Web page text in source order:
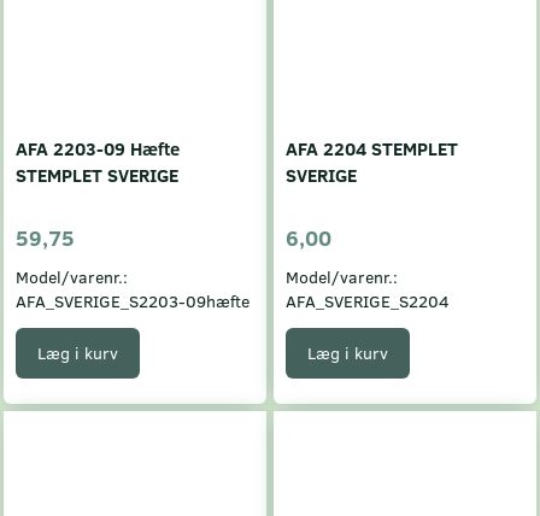
AFA 2203-09 Hæfte
STEMPLET SVERIGE
59,75
Model/varenr.:
AFA_SVERIGE_S2203-09hæfte
Læg i kurv
AFA 2204 STEMPLET
SVERIGE
6,00
Model/varenr.:
AFA_SVERIGE_S2204
Læg i kurv